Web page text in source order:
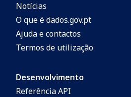
Notícias
O que é dados.gov.pt
Ajuda e contactos
Termos de utilização
Desenvolvimento
Referência API